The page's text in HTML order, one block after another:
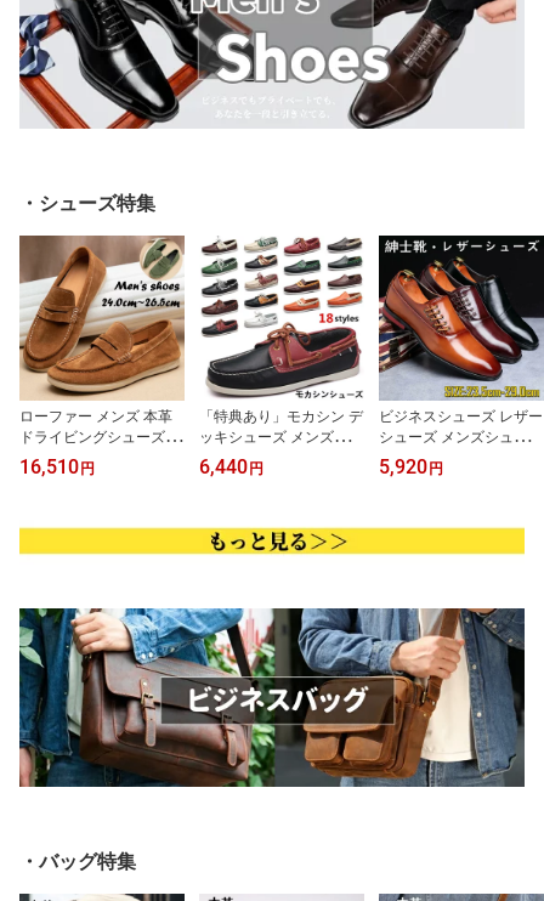
・シューズ特集
ローファー メンズ 本革
ドライビングシューズ ス
リッポン 牛革 デッキシ
ューズ レザーシューズ
カジュアル ビジネス お
16,510円
「特典あり」モカシン デ
ッキシューズ メンズシュ
ーズ 本革 牛革 レザーシ
ューズ レースアップ カ
スリッポン ローファー
男性靴 紳士靴 革靴 ドラ
6,440円
ビジネスシューズ レザー
シューズ メンズシューズ
レースアップ ドレスシュ
ーズ カジュアルシューズ
ント 短靴 大きいサイズ 2
5,920円
・バッグ特集